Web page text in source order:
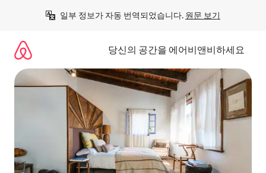
일부 정보가 자동 번역되었습니다. 원문 보기
당신의 공간을 에어비앤비하세요